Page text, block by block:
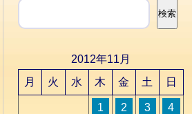
検索
検索
2012年11月
月
火 水 木 金 土 日
1 2 3 4